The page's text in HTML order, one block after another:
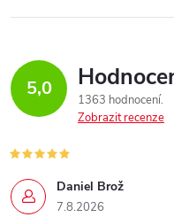
5,0
1363 hodnocení
Zobrazit recenze
Daniel Brož
7.8.2026